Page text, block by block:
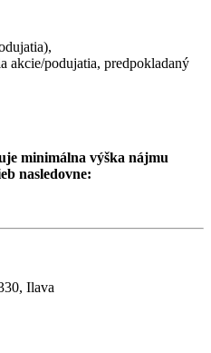
akcie/podujatia, predpokladaný
minimálna výška nájmu
nasledovne: